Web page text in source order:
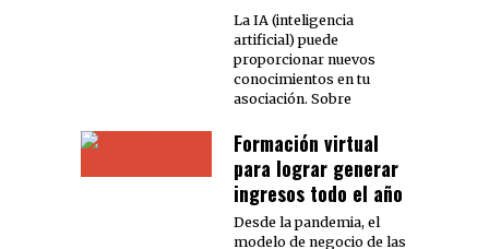
La IA (inteligencia
artificial) puede
proporcionar nuevos
conocimientos en tu
asociación. Sobre
Formación virtual
para lograr generar
ingresos todo el año
Desde la pandemia, el
modelo de negocio de las